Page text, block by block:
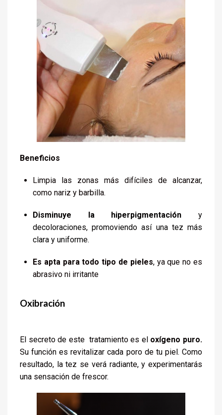
Beneficios
Limpia las zonas más difíciles de alcanzar,
como nariz y barbilla.
Disminuye la hiperpigmentación y
decoloraciones, promoviendo así una tez más
clara y uniforme.
Es apta para todo tipo de pieles, ya que no es
abrasivo ni irritante
Oxibración
El secreto de este tratamiento es el oxígeno puro.
Su función es revitalizar cada poro de tu piel. Como
resultado, la tez se verá radiante, y experimentarás
una sensación de frescor.